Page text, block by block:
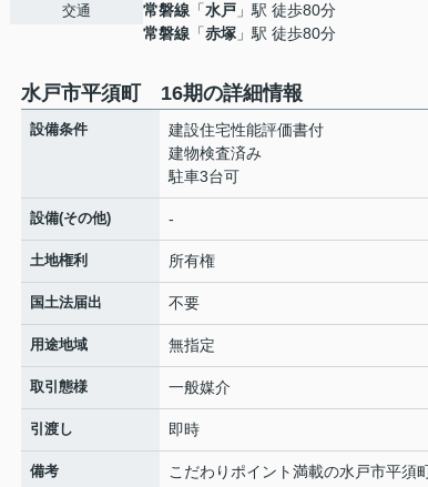
交通
常磐線 「水戸 」駅 徒歩80分
常磐線 「赤塚 」駅 徒歩80分
水戸市平須町 16期の詳細情報
設備条件
建設住宅性能評価書付
建物検査済み
駐車3台可
設備(その他) -
土地権利 所有権
国土法届出 不要
用途地域 無指定
取引態様 一般媒介
引渡し 即時
備考
こだわりポイント満載の水戸市平須